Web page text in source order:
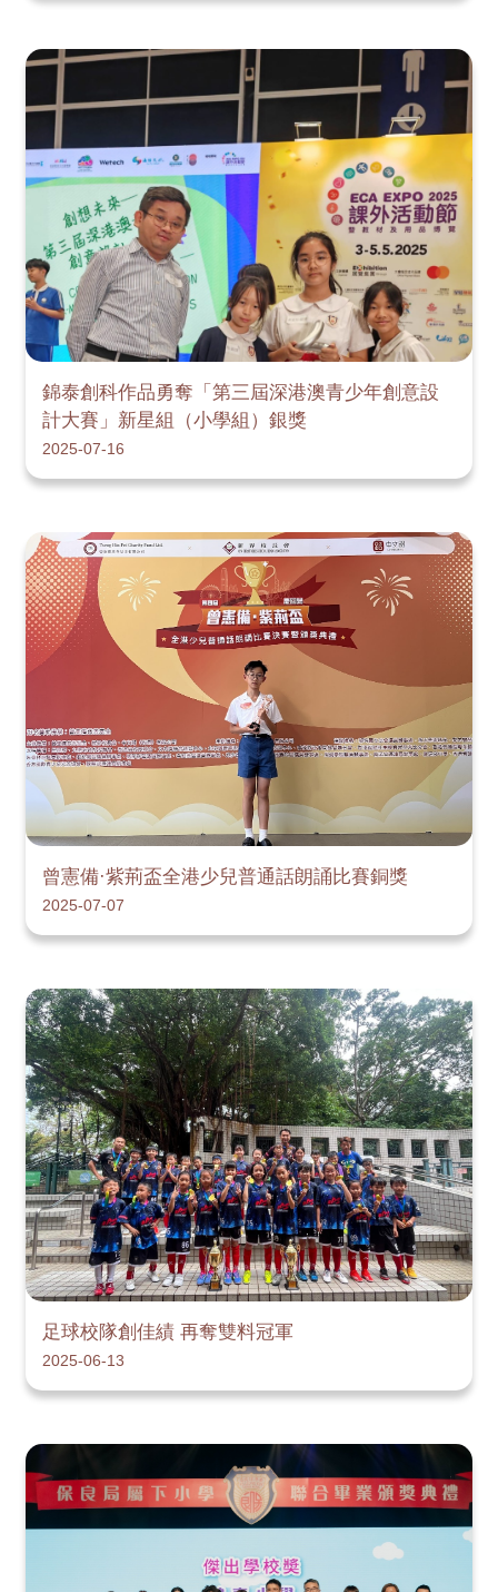
錦泰創科作品勇奪「第三屆深港澳青少年創意設
計大賽」新星組（小學組）銀獎
2025-07-16
曾憲備·紫荊盃全港少兒普通話朗誦比賽銅獎
2025-07-07
足球校隊創佳績 再奪雙料冠軍
2025-06-13